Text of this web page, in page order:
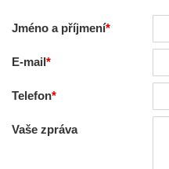
Jméno a příjmení
E-mail
Telefon
Vaše zpráva